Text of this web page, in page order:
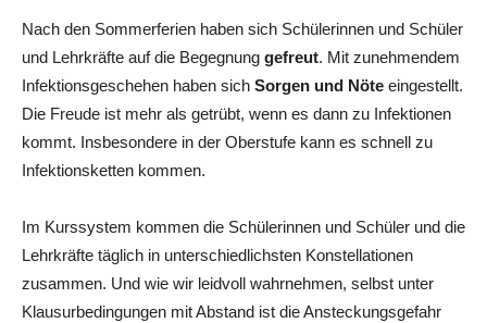
Nach den Sommerferien haben sich Schülerinnen und Schüler
und Lehrkräfte auf die Begegnung gefreut. Mit zunehmendem
Infektionsgeschehen haben sich Sorgen und Nöte eingestellt.
Die Freude ist mehr als getrübt, wenn es dann zu Infektionen
kommt. Insbesondere in der Oberstufe kann es schnell zu
Infektionsketten kommen.
Im Kurssystem kommen die Schülerinnen und Schüler und die
Lehrkräfte täglich in unterschiedlichsten Konstellationen
zusammen. Und wie wir leidvoll wahrnehmen, selbst unter
Klausurbedingungen mit Abstand ist die Ansteckungsgefahr